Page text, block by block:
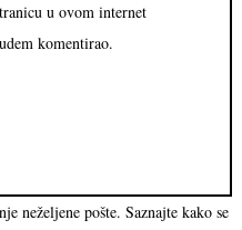
u ovom internet
komentirao.
neželjene pošte. Saznajte kako se